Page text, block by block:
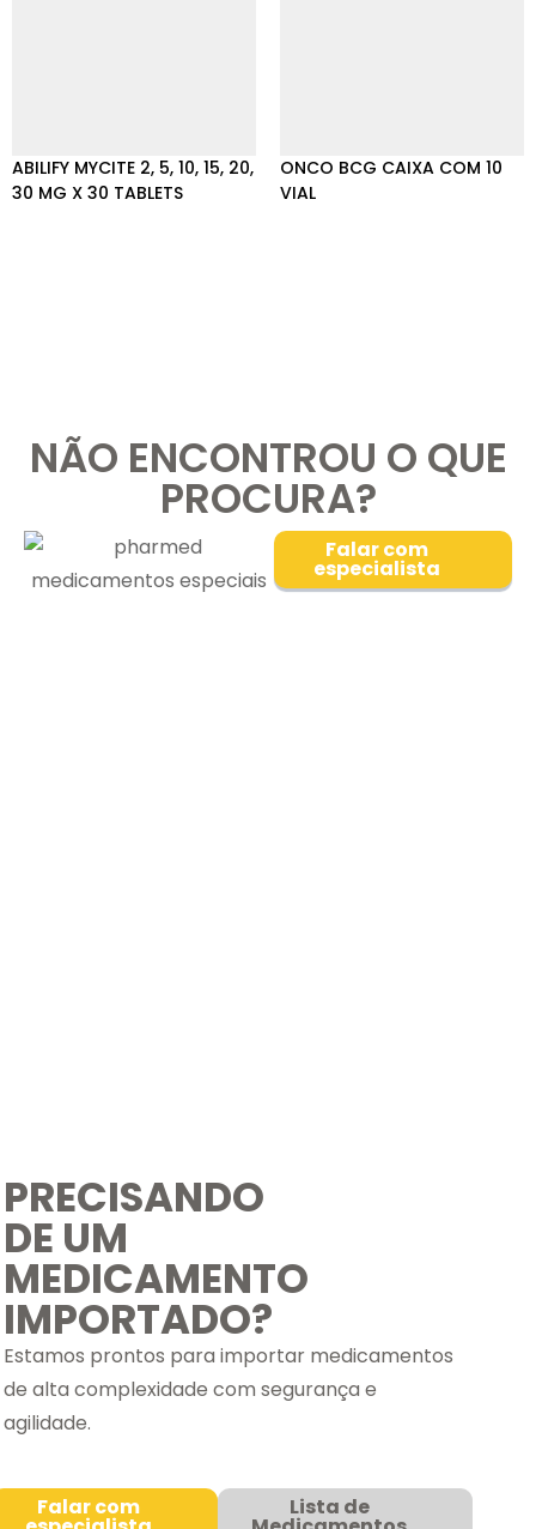
ABILIFY MYCITE 2, 5, 10, 15, 20,
30 MG X 30 TABLETS
ONCO BCG CAIXA COM 10
VIAL
NÃO ENCONTROU O QUE
PROCURA?
Falar com
especialista
PRECISANDO
DE UM
MEDICAMENTO
IMPORTADO?
Estamos prontos para importar medicamentos
de alta complexidade com segurança e
agilidade.
Falar com Lista de